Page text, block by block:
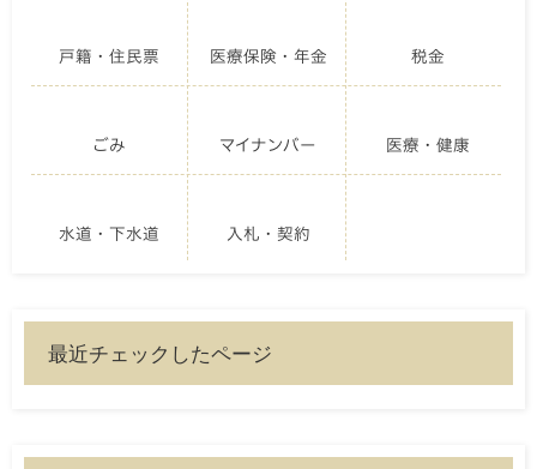
戸籍・住民票 医療保険・年金 税金
ごみ マイナンバー 医療・健康
水道・下水道 入札・契約
最近チェックしたページ